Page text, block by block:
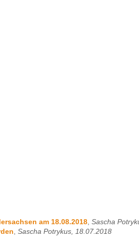
am 18.08.2018, Sascha
, Sascha Potrykus, 18.07.2018